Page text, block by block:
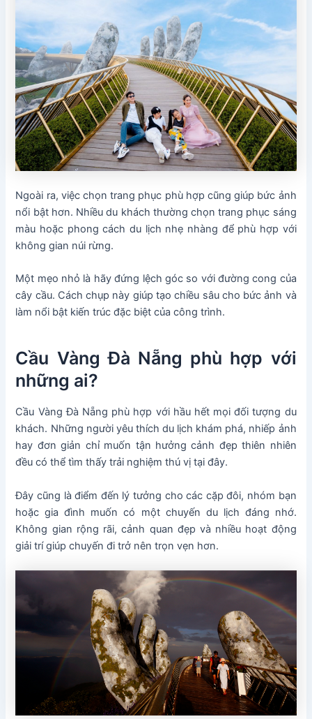
Ngoài ra, việc chọn trang phục phù hợp cũng giúp bức ảnh
nổi bật hơn. Nhiều du khách thường chọn trang phục sáng
màu hoặc phong cách du lịch nhẹ nhàng để phù hợp với
không gian núi rừng.
Một mẹo nhỏ là hãy đứng lệch góc so với đường cong của
cây cầu. Cách chụp này giúp tạo chiều sâu cho bức ảnh và
làm nổi bật kiến trúc đặc biệt của công trình.
Cầu Vàng Đà Nẵng phù hợp với
những ai?
Cầu Vàng Đà Nẵng phù hợp với hầu hết mọi đối tượng du
khách. Những người yêu thích du lịch khám phá, nhiếp ảnh
hay đơn giản chỉ muốn tận hưởng cảnh đẹp thiên nhiên
đều có thể tìm thấy trải nghiệm thú vị tại đây.
Đây cũng là điểm đến lý tưởng cho các cặp đôi, nhóm bạn
hoặc gia đình muốn có một chuyến du lịch đáng nhớ.
Không gian rộng rãi, cảnh quan đẹp và nhiều hoạt động
giải trí giúp chuyến đi trở nên trọn vẹn hơn.